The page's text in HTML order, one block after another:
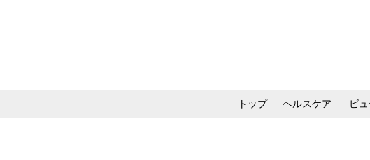
トップ ヘルスケア ビ